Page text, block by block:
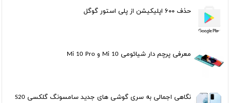
حذف ۶۰۰ اپلیکیشن از پلی استور گوگل
معرفی پرچم دار شیائومی Mi 10 و Mi 10 Pro
نگاهی اجمالی به سری گوشی های جدید سامسونگ گلکسی S20